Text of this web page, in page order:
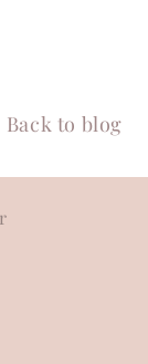
Back to blog